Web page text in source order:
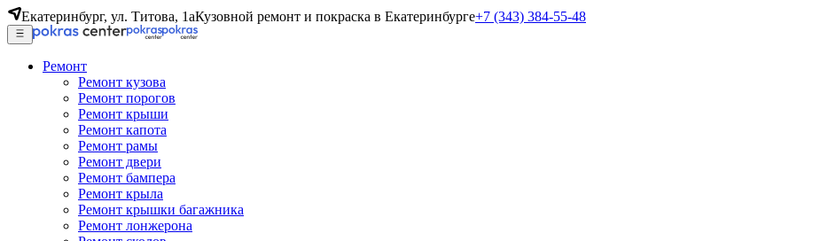
Екатеринбург, ул. Титова, 1аКузовной ремонт и покраска в Екатеринбурге+7 (343) 384-55-48
Ремонт
Ремонт кузова
Ремонт порогов
Ремонт крыши
Ремонт капота
Ремонт рамы
Ремонт двери
Ремонт бампера
Ремонт крыла
Ремонт крышки багажника
Ремонт лонжерона